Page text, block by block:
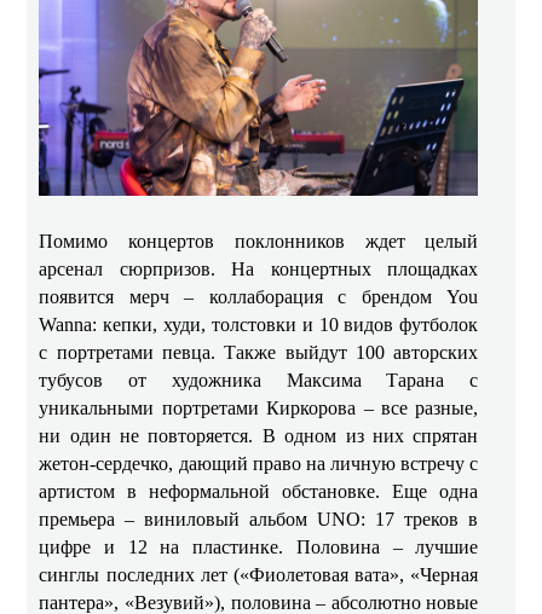
Помимо концертов поклонников ждет целый
арсенал сюрпризов. На концертных площадках
появится мерч – коллаборация с брендом You
Wanna: кепки, худи, толстовки и 10 видов футболок
с портретами певца. Также выйдут 100 авторских
тубусов от художника Максима Тарана с
уникальными портретами Киркорова – все разные,
ни один не повторяется. В одном из них спрятан
жетон-сердечко, дающий право на личную встречу с
артистом в неформальной обстановке. Еще одна
премьера – виниловый альбом UNO: 17 треков в
цифре и 12 на пластинке. Половина – лучшие
синглы последних лет («Фиолетовая вата», «Черная
пантера», «Везувий»), половина – абсолютно новые